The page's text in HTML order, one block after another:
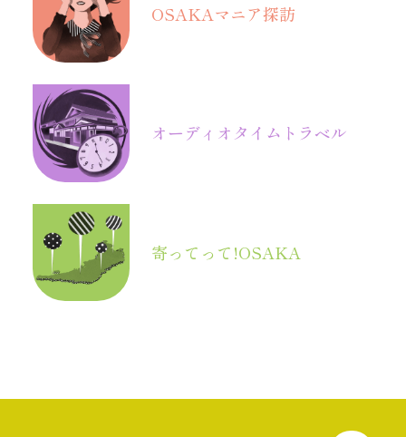
OSAKAマニア探訪
オーディオタイムトラベル
寄ってって!OSAKA